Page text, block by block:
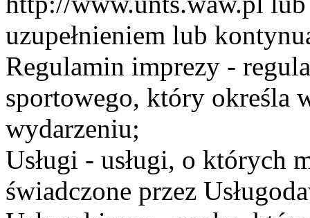
uzupełnieniem lub
Regulamin imprezy -
sportowego, który określa
wydarzeniu;
Usługi - usługi, o których
świadczone przez